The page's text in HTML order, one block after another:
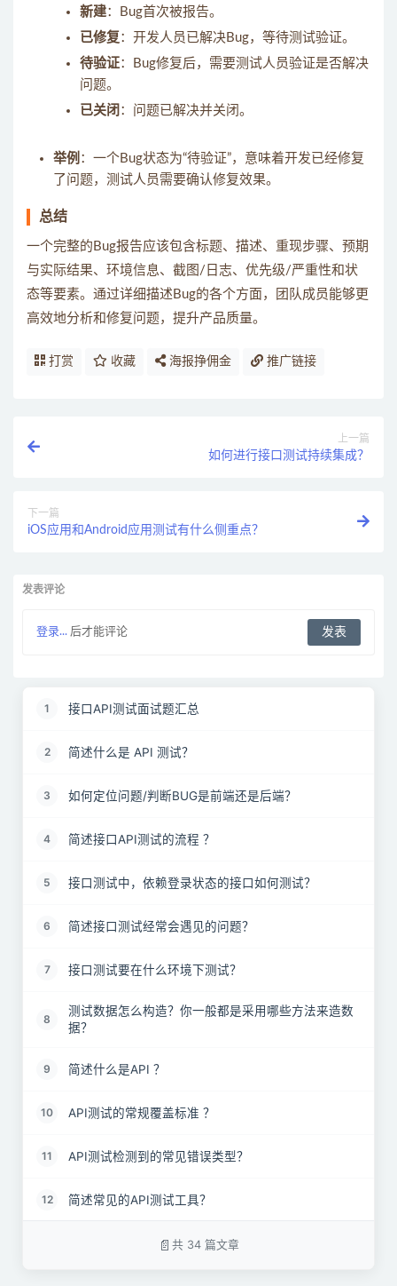
新建：Bug首次被报告。
已修复 ：开发人员已解决Bug，等待测试验证。
待验证：Bug修复后，需要测试人员验证是否解决
问题。
已关闭 ：问题已解决并关闭。
举例 ：一个Bug状态为“待验证”，意味着开发已经修复
了问题，测试人员需要确认修复效果。
总结
一个完整的Bug报告应该包含标题、描述、重现步骤、预期
与实际结果、环境信息、截图/日志、优先级/严重性和状
态等要素。通过详细描述Bug的各个方面，团队成员能够更
高效地分析和修复问题，提升产品质量。
打赏 收藏 海报挣佣金 推广链接
上一篇
如何进行接口测试持续集成？
下一篇
iOS应用和Android应用测试有什么侧重点？
发表评论
登录... 后才能评论
1 接口API测试面试题汇总
2 简述什么是 API 测试？
3 如何定位问题/判断BUG是前端还是后端？
4 简述接口API测试的流程 ？
5 接口测试中，依赖登录状态的接口如何测试？
6 简述接口测试经常会遇见的问题？
7 接口测试要在什么环境下测试？
8
测试数据怎么构造？你一般都是采用哪些方法来造数
据？
9 简述什么是API ？
10 API测试的常规覆盖标准 ？
11 API测试检测到的常见错误类型？
12 简述常见的API测试工具？
如何克服API测试挑战 ？共 34 篇文章